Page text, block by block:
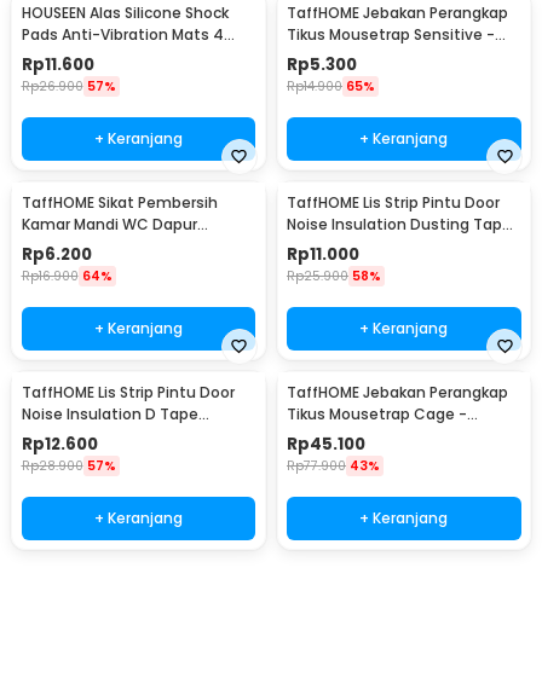
HOUSEEN Alas Silicone Shock
Pads Anti-Vibration Mats 4
PCS - NY522
Rp11.600
Rp26.900 57%
+ Keranjang
TaffHOME Jebakan Perangkap
Tikus Mousetrap Sensitive -
ZL-2021
Rp5.300
Rp14.900 65%
+ Keranjang
TaffHOME Sikat Pembersih
Kamar Mandi WC Dapur
Sponge Brush - 8211
Rp6.200
Rp16.900 64%
+ Keranjang
TaffHOME Lis Strip Pintu Door
Noise Insulation Dusting Tape
5Mx9mmx9mm - KK-061
Rp11.000
Rp25.900 58%
+ Keranjang
TaffHOME Lis Strip Pintu Door
Noise Insulation D Tape
9x6mm 10M - KK-062
Rp12.600
Rp28.900 57%
+ Keranjang
TaffHOME Jebakan Perangkap
Tikus Mousetrap Cage -
HU1999
Rp45.100
Rp77.900 43%
+ Keranjang